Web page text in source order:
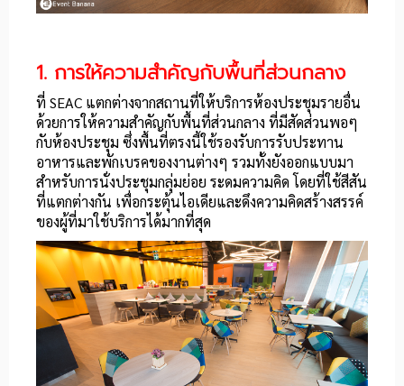
1. การให้ความสำคัญกับพื้นที่ส่วนกลาง
ที่ SEAC แตกต่างจากสถานที่ให้บริการห้องประชุมรายอื่น
ด้วยการให้ความสำคัญกับพื้นที่ส่วนกลาง ที่มีสัดส่วนพอๆ
กับห้องประชุม ซึ่งพื้นที่ตรงนี้ใช้รองรับการรับประทาน
อาหารและพักเบรคของงานต่างๆ รวมทั้งยังออกแบบมา
สำหรับการนั่งประชุมกลุ่มย่อย ระดมความคิด โดยที่ใช้สีสัน
ที่แตกต่างกัน เพื่อกระตุ้นไอเดียและดึงความคิดสร้างสรรค์
ของผู้ที่มาใช้บริการได้มากที่สุด